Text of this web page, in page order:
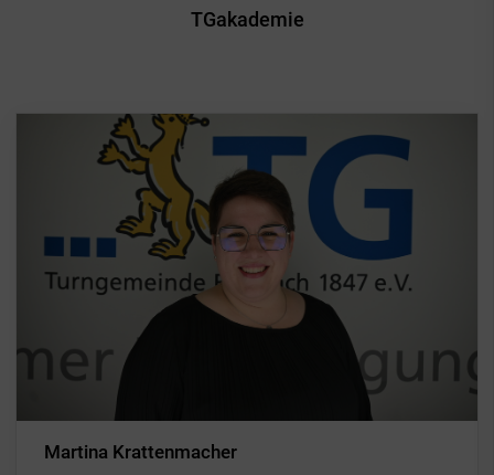
TGakademie
Martina Krattenmacher